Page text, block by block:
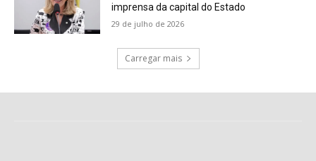
imprensa da capital do Estado
29 de julho de 2026
Carregar mais